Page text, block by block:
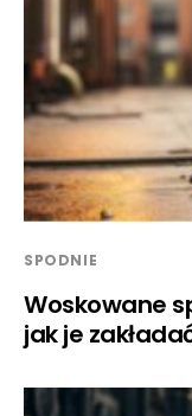
SPODNIE
Woskowane
jak je